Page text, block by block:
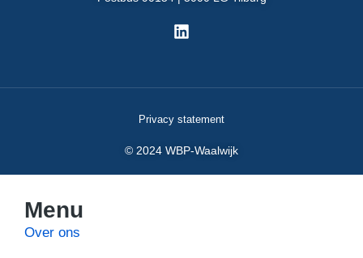
© 2024 WBP-Waalwijk
Privacy statement
Menu
Over ons